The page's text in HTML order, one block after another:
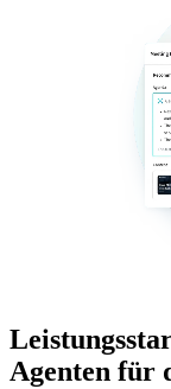
Agenten für